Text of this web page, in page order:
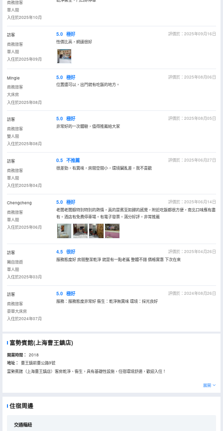
商務旅客
單人間
入住於2025年10月
訪客
商務旅客
單人間
入住於2025年09月
5.0 極好
評價於：2025年09月16日
性價比高，網速很好
Mingle
商務旅客
大床房
入住於2025年08月
5.0 極好
評價於：2025年08月06日
位置還可以，出門就有吃飯的地方。
訪客
商務旅客
雙人間
入住於2025年08月
5.0 極好
評價於：2025年08月05日
非常好的一次體驗，值得推薦給大家
訪客
商務旅客
單人間
入住於2025年04月
0.5 不推薦
評價於：2025年06月27日
很差勁，有異味，房間空間小，環境臟亂差，我不喜歡
Chengcheng
商務旅客
單人間
入住於2025年06月
5.0 極好
評價於：2025年06月14日
老闆老闆娘特別特別的熱情，真的是賓至如歸的感覺，附近吃飯都很方便，南北口味應有盡
有。酒店有免費停車場。有電子發票。滿分好評。非常推薦
訪客
獨自旅遊
單人間
入住於2025年03月
4.5 很好
評價於：2025年04月26日
服務態度好 房間整潔乾淨 就是有一點老舊 整體不錯 價格實惠 下次在來
訪客
商務旅客
豪華大床房
入住於2024年07月
5.0 極好
評價於：2024年08月26日
服務：服務態度非常好 衞生：乾淨無異味 環境：採光良好
富勢賓館(上海曹王鎮店)
開業時間： 2018
地址：
曹王鎮前曹公路9號
富勢賓館（上海曹王鎮店）客房乾淨、衞生，具有基礎性設施，住宿環境舒適，歡迎入住！
展開
住宿周邊
交通樞紐